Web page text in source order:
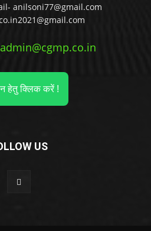
anilsoni77@gmail.com
admin@cgmp.co.in
हेतु क्लिक करें !
US